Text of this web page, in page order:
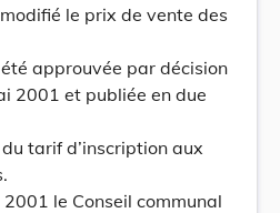
le prix de vente des
approuvée par décision
2001 et publiée en due
tarif d’inscription aux
le Conseil communal